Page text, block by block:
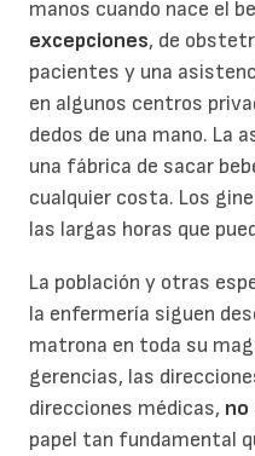
manos cuando nace el
excepciones, de
pacientes y una
en algunos centros
dedos de una mano. La
una fábrica de sacar
cualquier costa. Los
las largas horas que
La población y otras
la enfermería siguen
matrona en toda su
gerencias, las
direcciones médicas, no
papel tan fundamental